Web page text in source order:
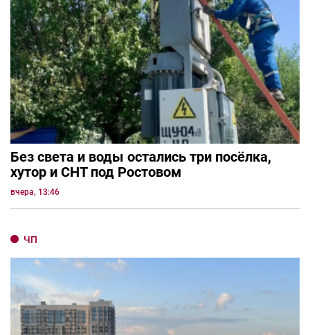
Без света и воды остались три посёлка,
хутор и СНТ под Ростовом
вчера, 13:46
ЧП